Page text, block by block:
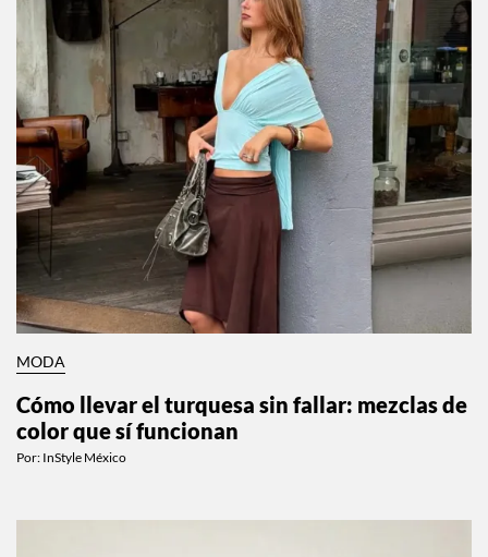
MODA
Cómo llevar el turquesa sin fallar: mezclas de
color que sí funcionan
Por: InStyle México